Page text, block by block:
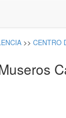
>> CENTRO